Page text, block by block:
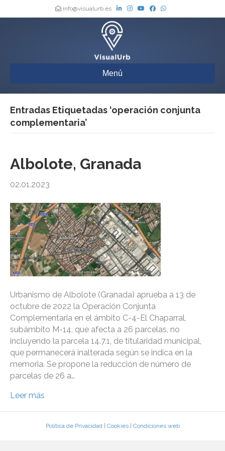
info@visualurb.es
Menú
Entradas Etiquetadas ‘operación conjunta
complementaria’
Albolote, Granada
02.01.2023
Urbanismo de Albolote (Granada) aprueba a 13 de
octubre de 2022 la Operación Conjunta
Complementaria en el ámbito C-4-El Chaparral,
subámbito M-14, que afecta a 26 parcelas, no
incluyendo la parcela 14.7.1, de titularidad municipal,
que permanecerá inalterada según se indica en la
memoria. Se propone la reducción de número de
parcelas de 26 a…
Leer más
Política de Privacidad| Cookies| Condiciones web